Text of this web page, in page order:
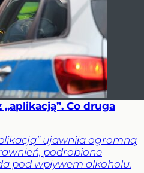
Co druga
ujawniła ogromną
podrobione
pod wpływem alkoholu.